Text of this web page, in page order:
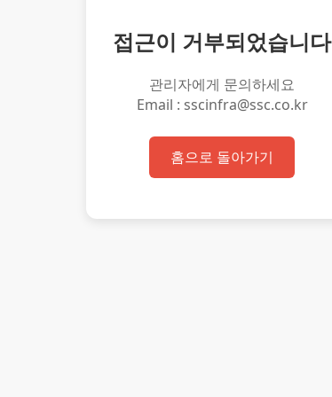
접근이 거부되었습니다
관리자에게 문의하세요
Email : sscinfra@ssc.co.kr
홈으로 돌아가기